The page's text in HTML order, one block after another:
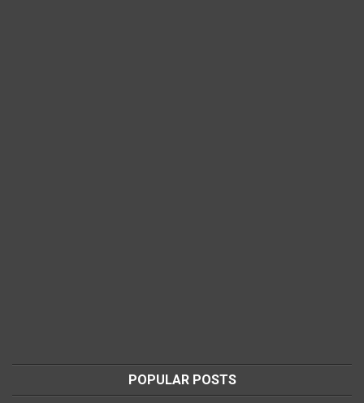
POPULAR POSTS